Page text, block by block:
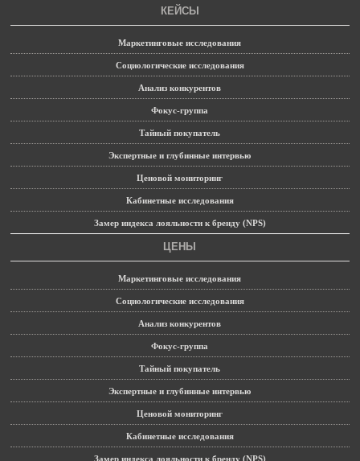
КЕЙСЫ
Маркетинговые исследования
Социологические исследования
Анализ конкурентов
Фокус-группа
Тайный покупатель
Экспертные и глубинные интервью
Ценовой мониторинг
Кабинетные исследования
Замер индекса лояльности к бренду (NPS)
ЦЕНЫ
Маркетинговые исследования
Социологические исследования
Анализ конкурентов
Фокус-группа
Тайный покупатель
Экспертные и глубинные интервью
Ценовой мониторинг
Кабинетные исследования
Замер индекса лояльности к бренду (NPS)